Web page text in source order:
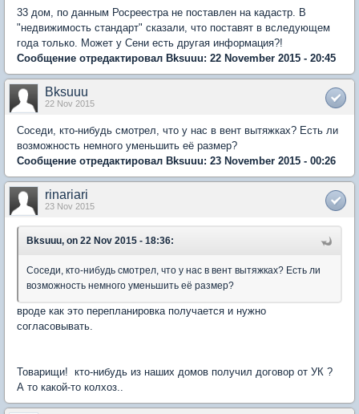
33 дом, по данным Росреестра не поставлен на кадастр. В
"недвижимость стандарт" сказали, что поставят в вследующем
года только. Может у Сени есть другая информация?!
Сообщение отредактировал Bksuuu: 22 November 2015 - 20:45
Bksuuu
22 Nov 2015
Соседи, кто-нибудь смотрел, что у нас в вент вытяжках? Есть ли
возможность немного уменьшить её размер?
Сообщение отредактировал Bksuuu: 23 November 2015 - 00:26
rinariari
23 Nov 2015
Bksuuu, on 22 Nov 2015 - 18:36:
Соседи, кто-нибудь смотрел, что у нас в вент вытяжках? Есть ли
возможность немного уменьшить её размер?
вроде как это перепланировка получается и нужно
согласовывать.
Товарищи! кто-нибудь из наших домов получил договор от УК ?
А то какой-то колхоз..